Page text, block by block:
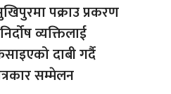
पक्राउ प्रकरण
व्यक्तिलाई
दाबी गर्दै
सम्मेलन